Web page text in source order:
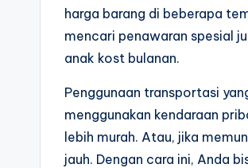
harga barang di beberapa
mencari penawaran spesial
anak kost bulanan.
Penggunaan transportasi
menggunakan kendaraan
lebih murah. Atau, jika
jauh. Dengan cara ini, Anda